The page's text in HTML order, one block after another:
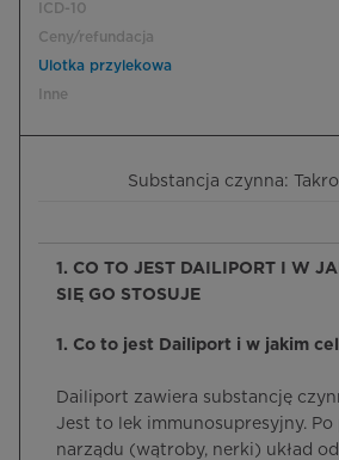
ICD-10
Ceny/refundacja
Ulotka przylekowa
Inne
Substancja czynna:
1. CO TO JEST DAILIPORT I W
SIĘ GO STOSUJE
1. Co to jest Dailiport i w jakim
Dailiport zawiera substancję
Jest to lek immunosupresyjny. Po
narządu (wątroby, nerki) układ